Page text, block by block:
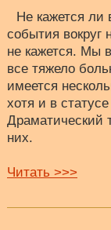
Не кажется ли
события вокруг
не кажется. Мы
все тяжело
имеется
хотя и в
Драматический
них.
Читать >>>